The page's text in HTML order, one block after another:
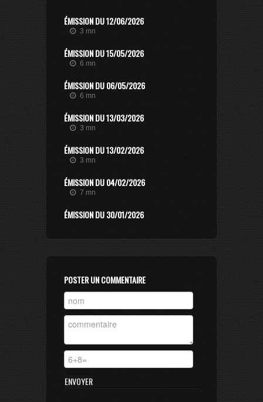
ÉMISSION DU 12/06/2026
3 mn
ÉMISSION DU 15/05/2026
6 mn
ÉMISSION DU 06/05/2026
6 mn
ÉMISSION DU 13/03/2026
3 mn
ÉMISSION DU 13/02/2026
3 mn
ÉMISSION DU 04/02/2026
7 mn
ÉMISSION DU 30/01/2026
7 mn
ÉMISSION DU 07/11/2025
ÉMISSION DU 23/06/2025
2 mn
ÉMISSION DU 20/06/2025
ÉMISSION DU 13/06/2025
11 mn
POSTER UN COMMENTAIRE